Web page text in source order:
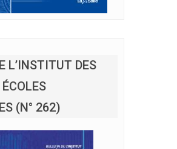
L’INSTITUT DES
ÉCOLES
(N° 262)